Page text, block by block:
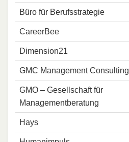
Büro für Berufsstrategie
CareerBee
Dimension21
GMC Management Consulting
GMO – Gesellschaft für
Managementberatung
Hays